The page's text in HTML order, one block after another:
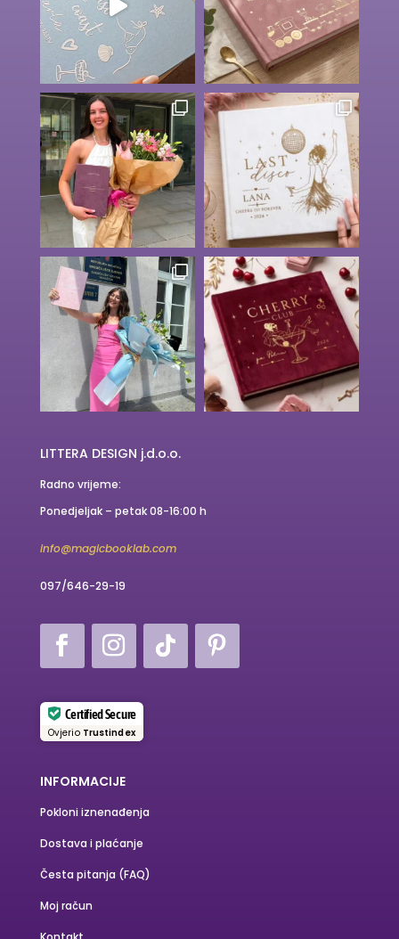
LITTERA DESIGN j.d.o.o.
Radno vrijeme:
Ponedjeljak – petak 08-16:00 h
info@magicbooklab.com
097/646-29-19
Certified Secure
Ovjerio Trustindex
INFORMACIJE
Pokloni iznenađenja
Dostava i plaćanje
Česta pitanja (FAQ)
Moj račun